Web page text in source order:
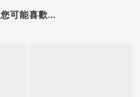
您可能喜歡...